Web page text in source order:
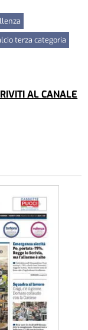
terza categoria
AL CANALE